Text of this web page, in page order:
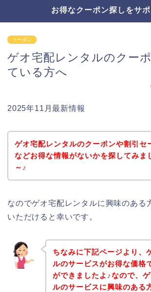
お得なクーポン探しをサポ
クーポン
ゲオ宅配レンタルのクー
ている方へ
2025年11月最新情報
ゲオ宅配レンタルのクーポンや割引セ
などお得な情報がないかを探してみま
～♪
なのでゲオ宅配レンタルに興味のある
いただけると幸いです。
ちなみに下記ページより、
ルのサービスがお得な価格
ができましたよ♪なので、
ルのサービスに興味のある